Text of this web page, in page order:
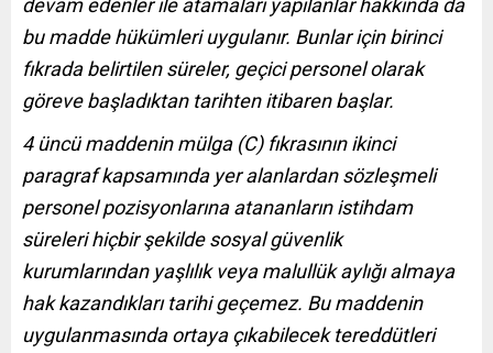
bu madde hükümleri uygulanır. Bunlar için birinci
fıkrada belirtilen süreler, geçici personel olarak
göreve başladıktan tarihten itibaren başlar.
4 üncü maddenin mülga (C) fıkrasının ikinci
paragraf kapsamında yer alanlardan sözleşmeli
personel pozisyonlarına atananların istihdam
süreleri hiçbir şekilde sosyal güvenlik
kurumlarından yaşlılık veya malullük aylığı almaya
hak kazandıkları tarihi geçemez. Bu maddenin
uygulanmasında ortaya çıkabilecek tereddütleri